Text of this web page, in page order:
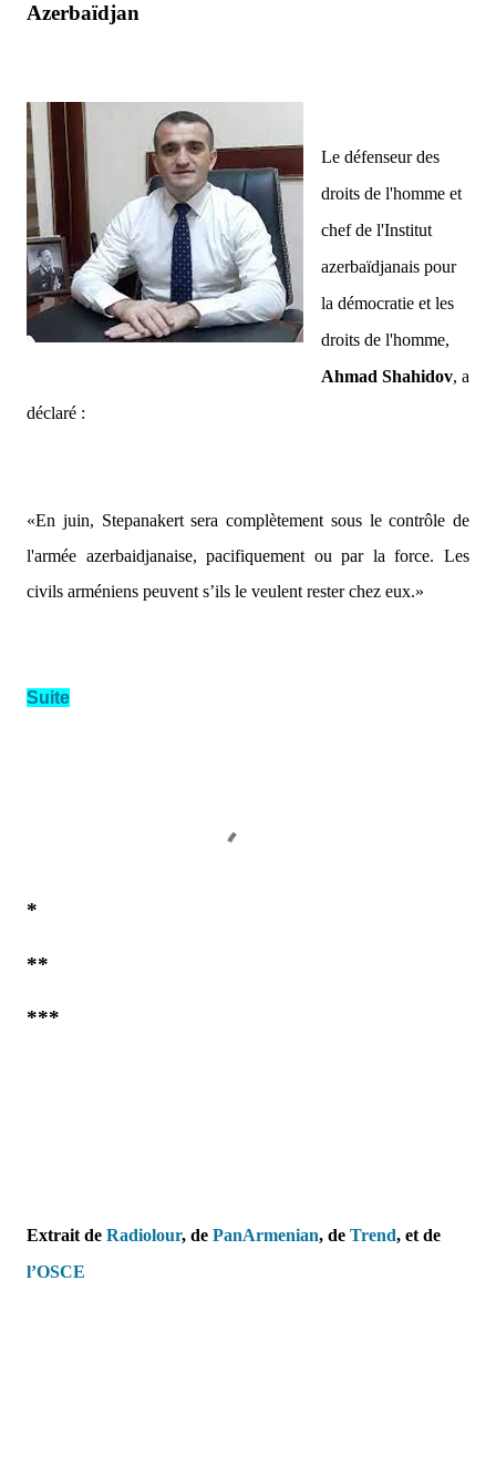
Azerbaïdjan
Le défenseur des
droits de l'homme et
chef de l'Institut
azerbaïdjanais pour
la démocratie et les
droits de l'homme,
Ahmad Shahidov, a
déclaré :
«En juin, Stepanakert sera complètement sous le contrôle de
l'armée azerbaidjanaise, pacifiquement ou par la force. Les
civils arméniens peuvent s’ils le veulent rester chez eux.»
Suite
*
**
***
Extrait de Radiolour, de PanArmenian, de Trend, et de
l’OSCE